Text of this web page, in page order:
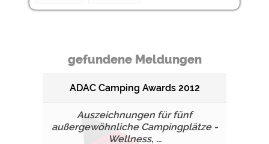
gefundene Meldungen
ADAC Camping Awards 2012
Auszeichnungen für fünf
außergewöhnliche Campingplätze -
Wellness, ...